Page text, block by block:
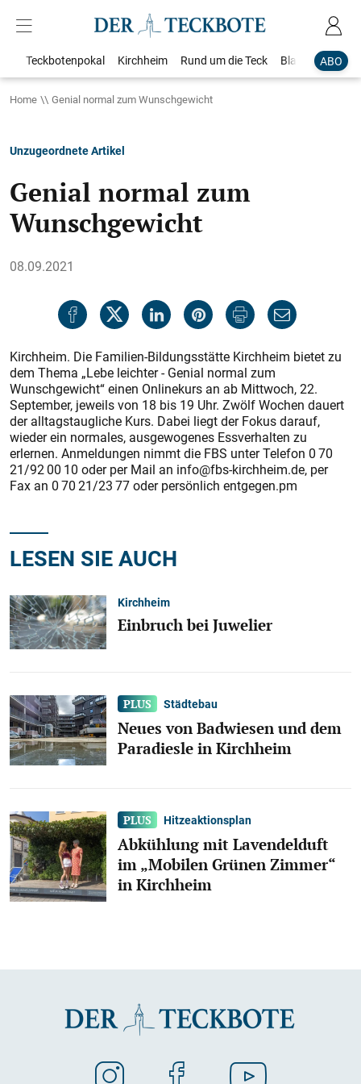
ABO
Teckbotenpokal Kirchheim Rund um die Teck Blaulicht
Home Genial normal zum Wunschgewicht
Unzugeordnete Artikel
Genial normal zum
Wunschgewicht
08.09.2021
Kirchheim. Die Familien-Bildungsstätte Kirchheim bietet zu
dem Thema „Lebe leichter - Genial normal zum
Wunschgewicht“ einen Onlinekurs an ab Mittwoch, 22.
September, jeweils von 18 bis 19 Uhr. Zwölf Wochen dauert
der alltagstaugliche Kurs. Dabei liegt der Fokus darauf,
wieder ein normales, ausgewogenes Essverhalten zu
erlernen. Anmeldungen nimmt die FBS unter Telefon 0 70
21/92 00 10 oder per Mail an info@fbs-kirchheim.de, per
Fax an 0 70 21/23 77 oder persönlich entgegen.pm
LESEN SIE AUCH
Kirchheim
Einbruch bei Juwelier
Städtebau
Neues von Badwiesen und dem
Paradiesle in Kirchheim
Hitzeaktionsplan
Abkühlung mit Lavendelduft
im „Mobilen Grünen Zimmer“
in Kirchheim